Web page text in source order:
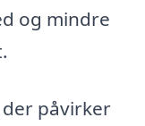
og mindre
påvirker